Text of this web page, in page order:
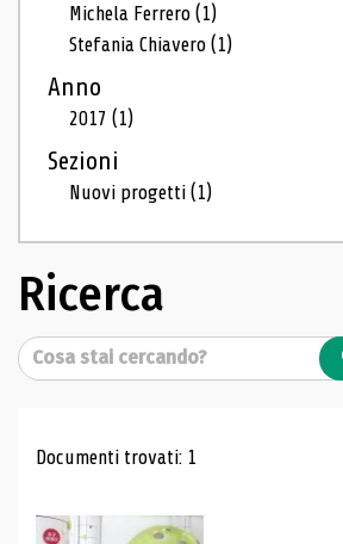
Michela Ferrero(1)
Stefania Chiavero(1)
Anno
2017(1)
Sezioni
Nuovi progetti(1)
Ricerca
Cerca
Risultati di ricerca
Documenti trovati: 1